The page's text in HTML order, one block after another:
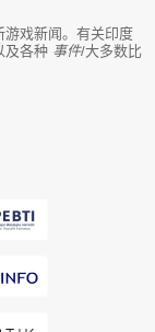
戏新闻。有关印度
及各种 事件/大多数比